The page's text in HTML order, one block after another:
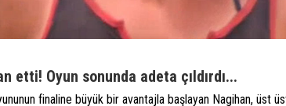
etti! Oyun sonunda adeta çıldırdı...
finaline büyük bir avantajla başlayan Nagihan, üst